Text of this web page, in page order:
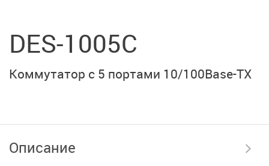
DES-1005C
Коммутатор с 5 портами 10/100Base-TX
Описание